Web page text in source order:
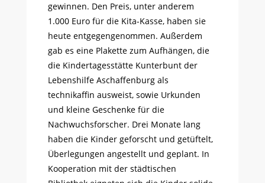
gewinnen. Den Preis, unter anderem
1.000 Euro für die Kita-Kasse, haben sie
heute entgegengenommen. Außerdem
gab es eine Plakette zum Aufhängen, die
die Kindertagesstätte Kunterbunt der
Lebenshilfe Aschaffenburg als
technikaffin ausweist, sowie Urkunden
und kleine Geschenke für die
Nachwuchsforscher. Drei Monate lang
haben die Kinder geforscht und getüftelt,
Überlegungen angestellt und geplant. In
Kooperation mit der städtischen